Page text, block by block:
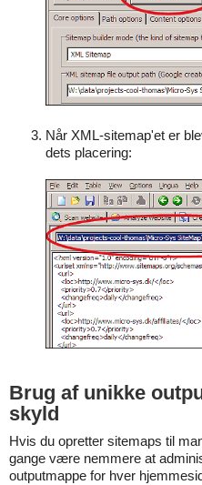
Når XML-sitemap'et er
dets placering:
Brug af unikke
skyld
Hvis du opretter sitemaps til
gange være nemmere at
outputmappe for hver